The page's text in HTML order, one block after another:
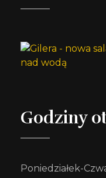
Godziny
Poniedziałek-